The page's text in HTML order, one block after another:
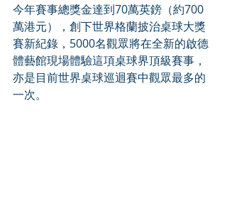
今年賽事總獎金達到70萬英鎊（約700
萬港元），創下世界格蘭披治桌球大獎
賽新紀錄，5000名觀眾將在全新的啟德
體藝館現場體驗這項桌球界頂級賽事，
亦是目前世界桌球巡迴賽中觀眾最多的
一次。